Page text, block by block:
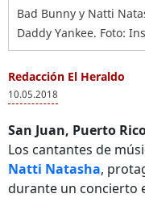
Bad Bunny y Natti
Daddy Yankee. Foto:
Redacción El Heraldo
10.05.2018
San Juan, Puerto
Los cantantes de
Natti Natasha,
durante un concierto